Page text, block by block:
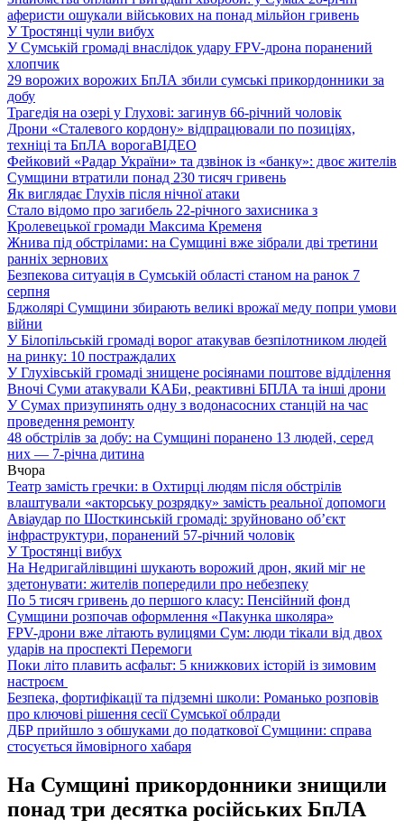
аферисти ошукали військових на понад мільйон гривень
У Тростянці чули вибух
У Сумській громаді внаслідок удару FPV-дрона поранений
хлопчик
29 ворожих ворожих БпЛА збили сумські прикордонники за
добу
Трагедія на озері у Глухові: загинув 66-річний чоловік
Дрони «Сталевого кордону» відпрацювали по позиціях,
техніці та БпЛА ворогаВІДЕО
Фейковий «Радар України» та дзвінок із «банку»: двоє жителів
Сумщини втратили понад 230 тисяч гривень
Як виглядає Глухів після нічної атаки
Стало відомо про загибель 22-річного захисника з
Кролевецької громади Максима Кременя
Жнива під обстрілами: на Сумщині вже зібрали дві третини
ранніх зернових
Безпекова ситуація в Сумській області станом на ранок 7
серпня
Бджолярі Сумщини збирають великі врожаї меду попри умови
війни
У Білопільській громаді ворог атакував безпілотником людей
на ринку: 10 постраждалих
У Глухівській громаді знищене росіянами поштове відділення
Вночі Суми атакували КАБи, реактивні БПЛА та інші дрони
У Сумах призупинять одну з водонасосних станцій на час
проведення ремонту
48 обстрілів за добу: на Сумщині поранено 13 людей, серед
них — 7-річна дитина
Вчора
Театр замість гречки: в Охтирці людям після обстрілів
влаштували «акторську розрядку» замість реальної допомоги
Авіаудар по Шосткинській громаді: зруйновано об’єкт
інфраструктури, поранений 57-річний чоловік
У Тростянці вибух
На Недригайлівщині шукають ворожий дрон, який міг не
здетонувати: жителів попередили про небезпеку
По 5 тисяч гривень до першого класу: Пенсійний фонд
Сумщини розпочав оформлення «Пакунка школяра»
FPV-дрони вже літають вулицями Сум: люди тікали від двох
ударів на проспекті Перемоги
Поки літо плавить асфальт: 5 книжкових історій із зимовим
настроєм
Безпека, фортифікації та підземні школи: Романько розповів
про ключові рішення сесії Сумської облради
ДБР прийшло з обшуками до податкової Сумщини: справа
стосується ймовірного хабаря
На Сумщині прикордонники знищили
понад три десятка російських БпЛА